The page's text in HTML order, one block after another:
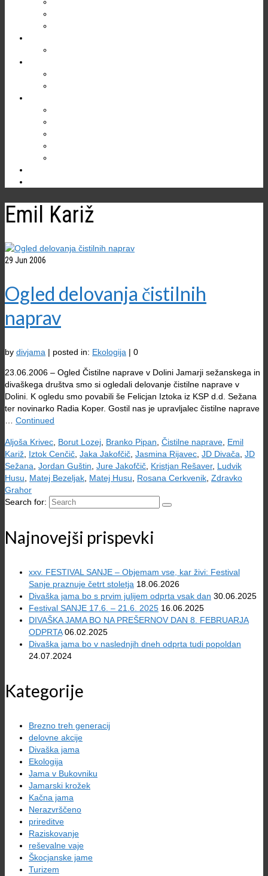
Emil Kariž
29 Jun 2006
Ogled delovanja čistilnih
naprav
by divjama | posted in: Ekologija | 0
23.06.2006 – Ogled Čistilne naprave v Dolini Jamarji sežanskega in
divaškega društva smo si ogledali delovanje čistilne naprave v
Dolini. K ogledu smo povabili še Felicjan Iztoka iz KSP d.d. Sežana
ter novinarko Radia Koper. Gostil nas je upravljalec čistilne naprave
Continued
Aljoša Krivec Borut Lozej Branko Pipan Čistilne naprave Emil
Kariž Iztok Cenčič Jaka Jakofčič Jasmina Rijavec JD Divača JD
Sežana Jordan Guštin Jure Jakofčič Kristjan Rešaver, Ludvik
Husu
Matej Bezeljak Matej Husu Rosana Cerkvenik Zdravko
Grahor
Search for:
Najnovejši prispevki
xxv. FESTIVAL SANJE – Objemam vse, kar živi: Festival
Sanje praznuje četrt stoletja 18.06.2026
Divaška jama bo s prvim julijem odprta vsak dan 30.06.2025
Festival SANJE 17.6. – 21.6. 2025 16.06.2025
DIVAŠKA JAMA BO NA PREŠERNOV DAN 8. FEBRUARJA
ODPRTA 06.02.2025
Divaška jama bo v naslednjih dneh odprta tudi popoldan
24.07.2024
Kategorije
Brezno treh generacij
delovne akcije
Divaška jama
Ekologija
Jama v Bukovniku
Jamarski krožek
Kačna jama
Nerazvrščeno
prireditve
Raziskovanje
reševalne vaje
Škocjanske jame
Turizem